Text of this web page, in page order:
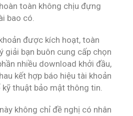
toàn không chịu đựng
bao có.
được kích hoạt, toàn
giải bạn buôn cung cấp chọn
nhiều download khởi đầu,
kết hợp báo hiệu tài khoản
thuật bảo mật thông tin.
không chỉ đề nghị có nhân